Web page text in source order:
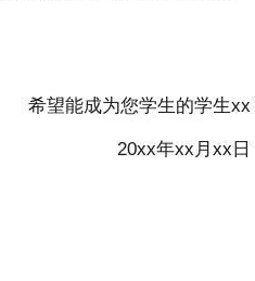
希望能成为您学生的学生xx
20xx年xx月xx日